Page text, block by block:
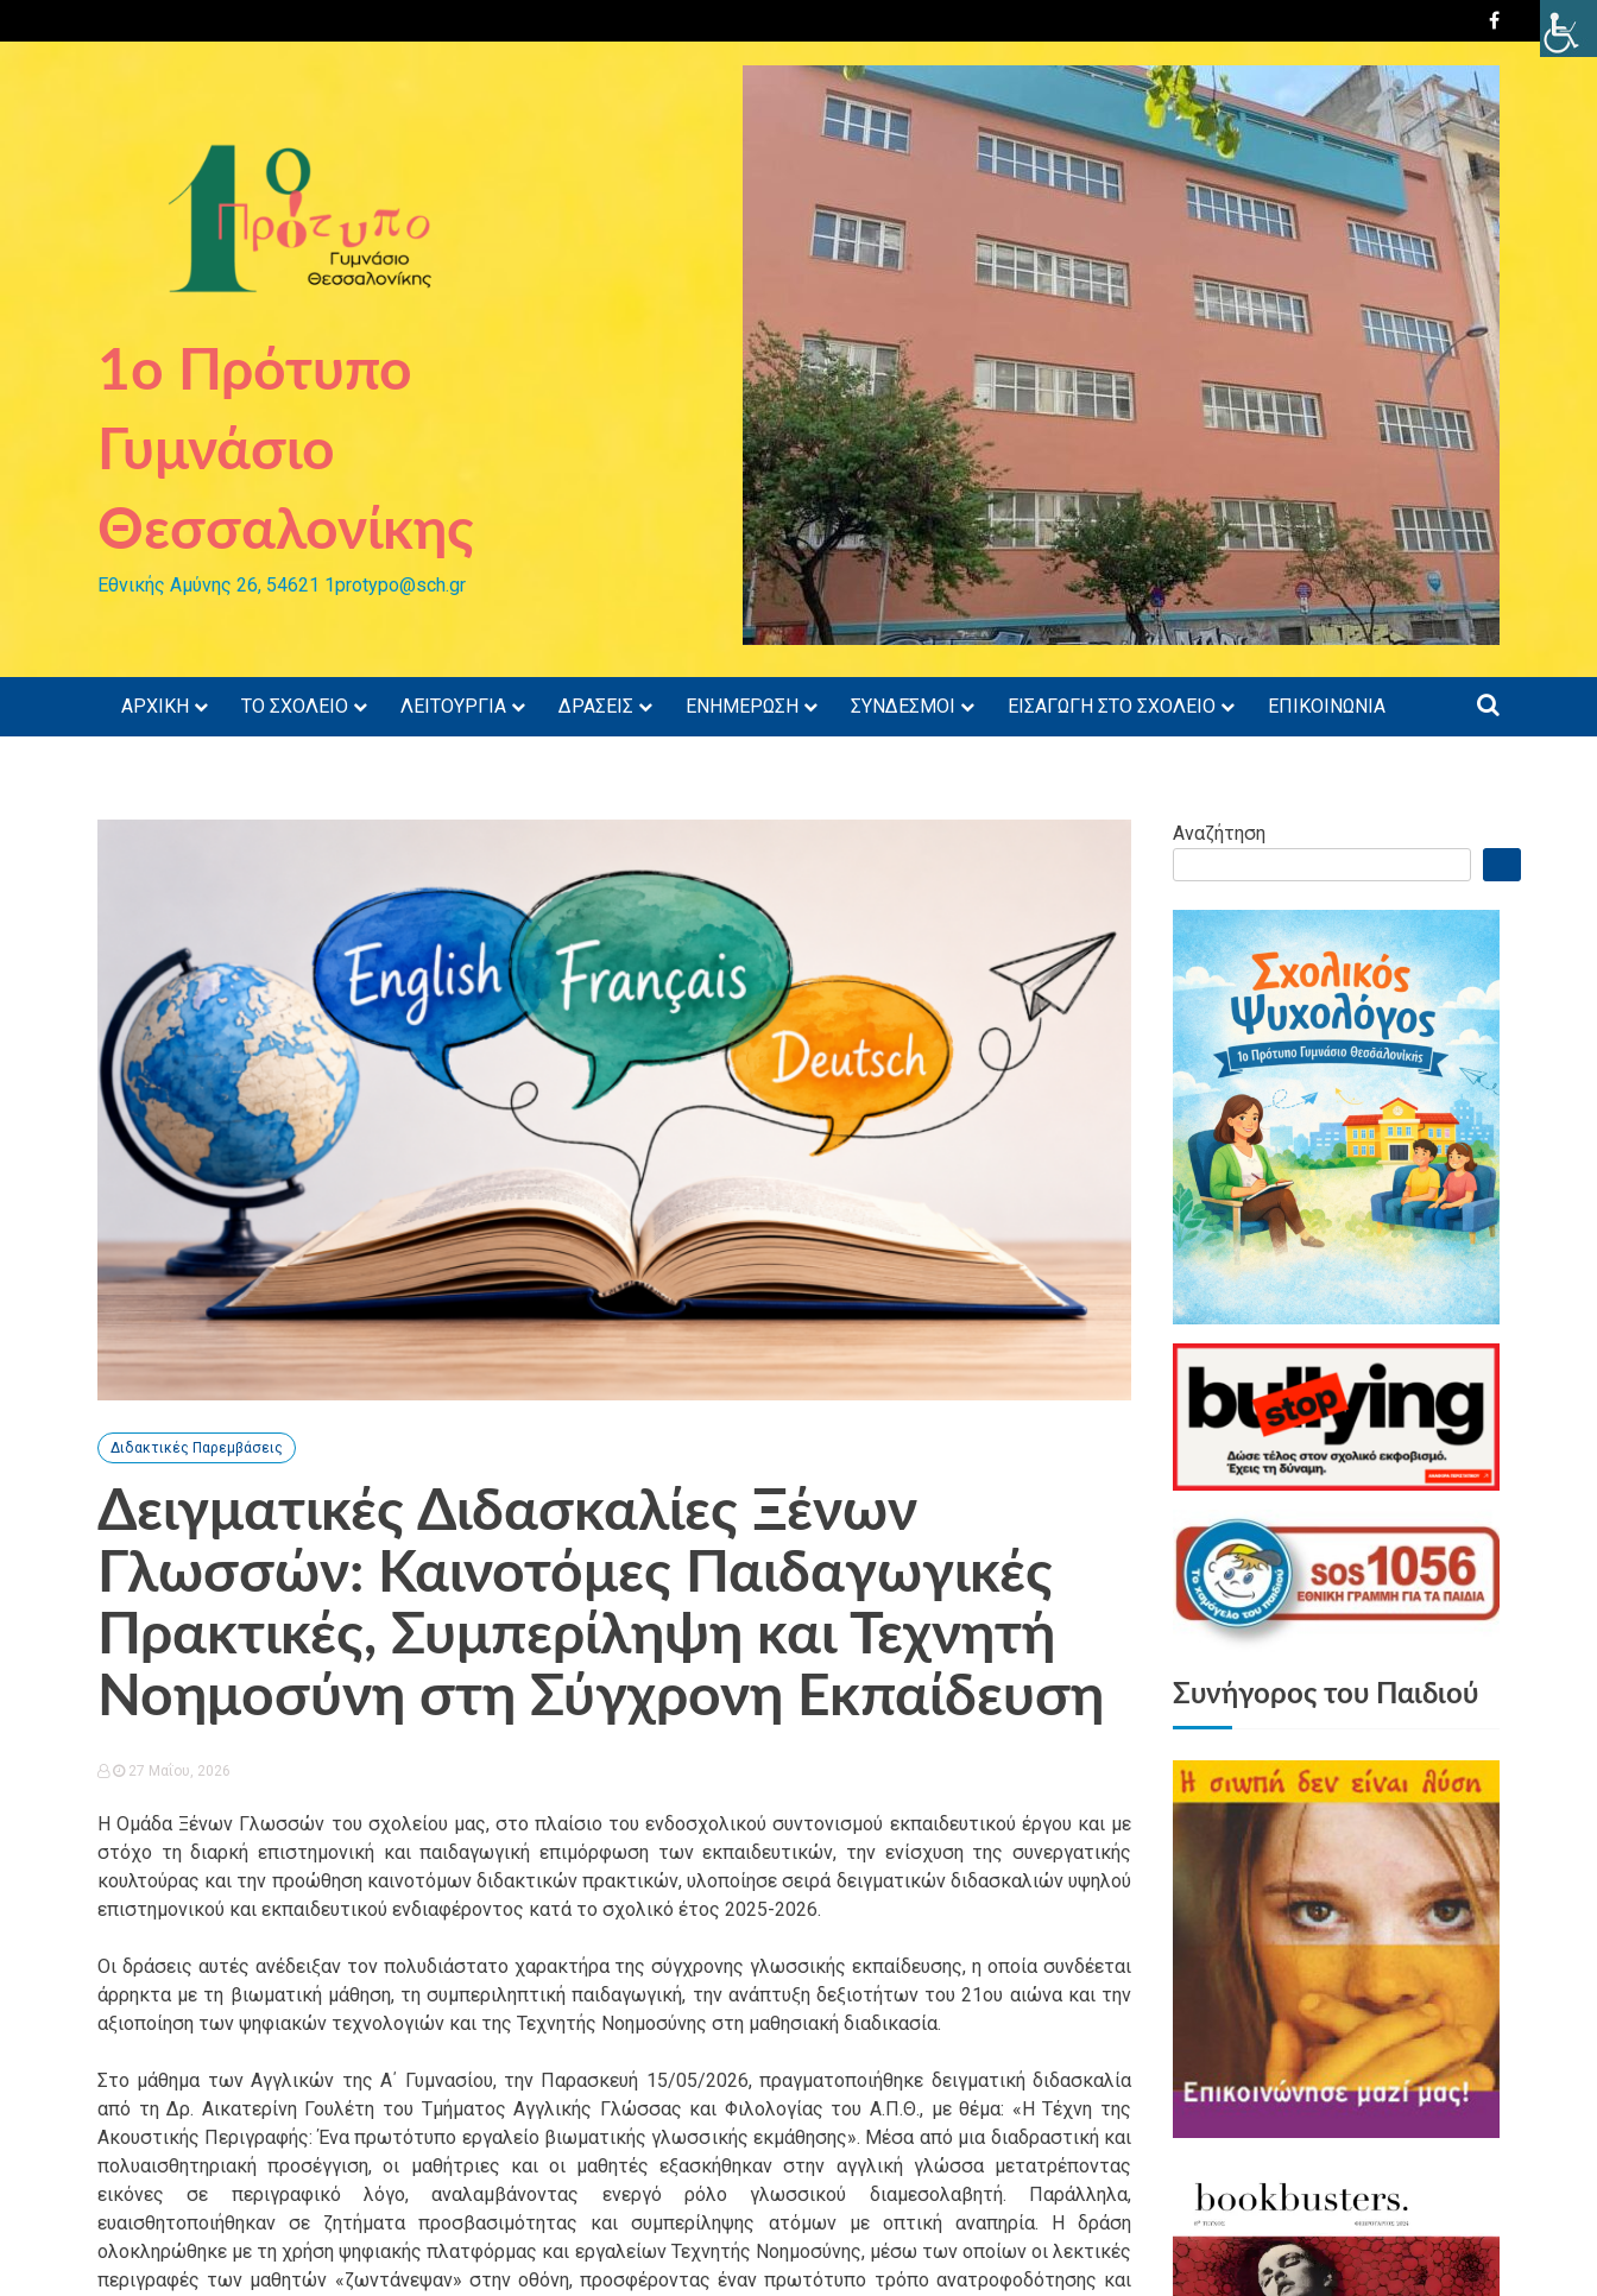
στο
1ο Πρότυπο
Γυμνάσιο
Θεσσαλονίκης
Εθνικής Αμύνης 26, 54621 1protypo@sch.gr
ΑΡΧΙΚΗ ΤΟ ΣΧΟΛΕΙΟ ΛΕΙΤΟΥΡΓΙΑ ΔΡΑΣΕΙΣ ΕΝΗΜΕΡΩΣΗ ΣΥΝΔΕΣΜΟΙ ΕΙΣΑΓΩΓΗ ΣΤΟ ΣΧΟΛΕΙΟ ΕΠΙΚΟΙΝΩΝΙΑ
Διδακτικές Παρεμβάσεις
Δειγματικές Διδασκαλίες Ξένων
Γλωσσών: Καινοτόμες Παιδαγωγικές
Πρακτικές, Συμπερίληψη και Τεχνητή
Νοημοσύνη στη Σύγχρονη Εκπαίδευση
27 Μαΐου, 2026
Η Ομάδα Ξένων Γλωσσών του σχολείου μας, στο πλαίσιο του ενδοσχολικού συντονισμού εκπαιδευτικού έργου και με
στόχο τη διαρκή επιστημονική και παιδαγωγική επιμόρφωση των εκπαιδευτικών, την ενίσχυση της συνεργατικής
κουλτούρας και την προώθηση καινοτόμων διδακτικών πρακτικών, υλοποίησε σειρά δειγματικών διδασκαλιών υψηλού
επιστημονικού και εκπαιδευτικού ενδιαφέροντος κατά το σχολικό έτος 2025-2026.
Οι δράσεις αυτές ανέδειξαν τον πολυδιάστατο χαρακτήρα της σύγχρονης γλωσσικής εκπαίδευσης, η οποία συνδέεται
άρρηκτα με τη βιωματική μάθηση, τη συμπεριληπτική παιδαγωγική, την ανάπτυξη δεξιοτήτων του 21ου αιώνα και την
αξιοποίηση των ψηφιακών τεχνολογιών και της Τεχνητής Νοημοσύνης στη μαθησιακή διαδικασία.
Στο μάθημα των Αγγλικών της Α΄ Γυμνασίου, την Παρασκευή 15/05/2026, πραγματοποιήθηκε δειγματική διδασκαλία
από τη Δρ. Αικατερίνη Γουλέτη του Τμήματος Αγγλικής Γλώσσας και Φιλολογίας του Α.Π.Θ., με θέμα: «Η Τέχνη της
Ακουστικής Περιγραφής: Ένα πρωτότυπο εργαλείο βιωματικής γλωσσικής εκμάθησης». Μέσα από μια διαδραστική και
πολυαισθητηριακή προσέγγιση, οι μαθήτριες και οι μαθητές εξασκήθηκαν στην αγγλική γλώσσα μετατρέποντας
εικόνες σε περιγραφικό λόγο, αναλαμβάνοντας ενεργό ρόλο γλωσσικού διαμεσολαβητή. Παράλληλα,
ευαισθητοποιήθηκαν σε ζητήματα προσβασιμότητας και συμπερίληψης ατόμων με οπτική αναπηρία. Η δράση
ολοκληρώθηκε με τη χρήση ψηφιακής πλατφόρμας και εργαλείων Τεχνητής Νοημοσύνης, μέσω των οποίων οι λεκτικές
περιγραφές των μαθητών «ζωντάνεψαν» στην οθόνη, προσφέροντας έναν πρωτότυπο τρόπο ανατροφοδότησης και
Αναζήτηση
Συνήγορος του Παιδιού